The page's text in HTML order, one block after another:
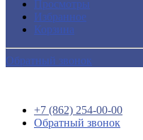
Просмотры
Избранное
Корзина
Обратный звонок
+7 (862) 254-00-00
Обратный звонок